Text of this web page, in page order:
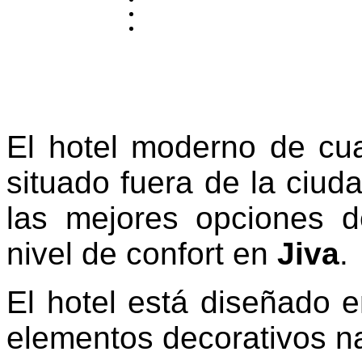
El hotel moderno de
situado fuera de la
las mejores opciones
nivel de confort en Jiva.
El hotel está diseñado
elementos decorativos